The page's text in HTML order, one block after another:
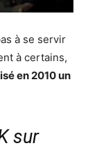
à se servir
à certains,
en 2010 un
sur